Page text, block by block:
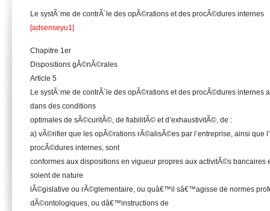
Le systÃ¨me de contrÃ´le des opÃ©rations et des procÃ©dures internes
[adsenseyu1]
Chapitre 1er
Dispositions gÃ©nÃ©rales
Article 5
Le systÃ¨me de contrÃ´le des opÃ©rations et des procÃ©dures internes
dans des conditions
optimales de sÃ©curitÃ©, de fiabilitÃ© et d’exhaustivitÃ©, de :
a) vÃ©rifier que les opÃ©rations rÃ©alisÃ©es par l’entreprise, ainsi que
procÃ©dures internes, sont
conformes aux dispositions en vigueur propres aux activitÃ©s bancaires
soient de nature
lÃ©gislative ou rÃ©glementaire, ou quâ€™il sâ€™agisse de normes
dÃ©ontologiques, ou dâ€™instructions de